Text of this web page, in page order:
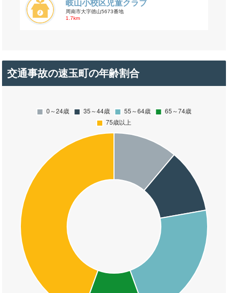
岐山小校区児童クラブ
周南市大字徳山5673番地
1.7km
交通事故の速玉町の年齢割合